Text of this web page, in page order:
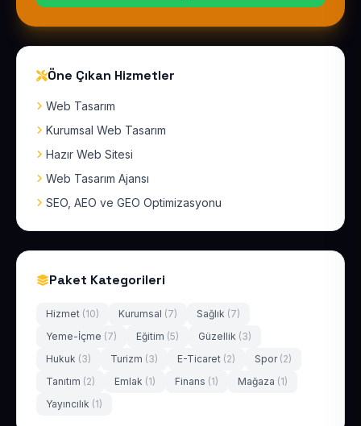
Öne Çıkan Hizmetler
Web Tasarım
Kurumsal Web Tasarım
Hazır Web Sitesi
Web Tasarım Ajansı
SEO, AEO ve GEO Optimizasyonu
Paket Kategorileri
Hizmet (10) Kurumsal (7) Sağlık (7)
Yeme-İçme (7) Eğitim (5) Güzellik (3)
Hukuk (3) Turizm (3) E-Ticaret (2) Spor (2)
Tanıtım (2) Emlak (1) Finans (1) Mağaza (1)
Yayıncılık (1)